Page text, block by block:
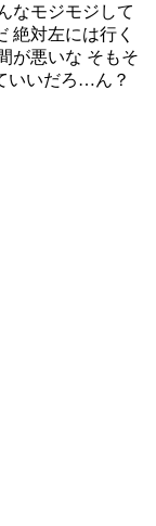
なモジモジして
絶対左には行く
が悪いな そもそ
いいだろ…ん？